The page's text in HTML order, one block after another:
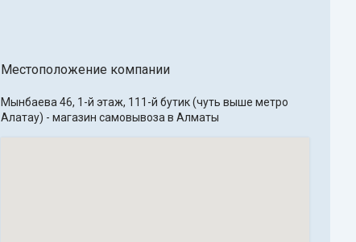
Местоположение компании
Мынбаева 46, 1-й этаж, 111-й бутик (чуть выше метро
Алатау) - магазин самовывоза в Алматы